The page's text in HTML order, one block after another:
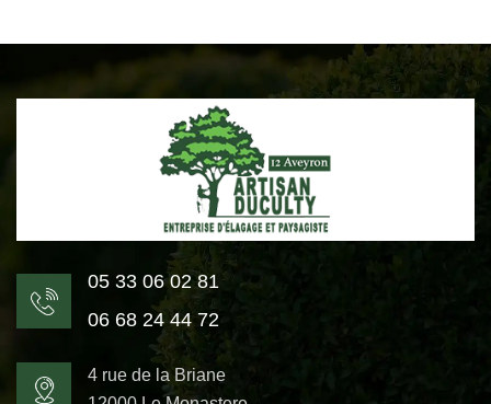
05 33 06 02 81
06 68 24 44 72
4 rue de la Briane